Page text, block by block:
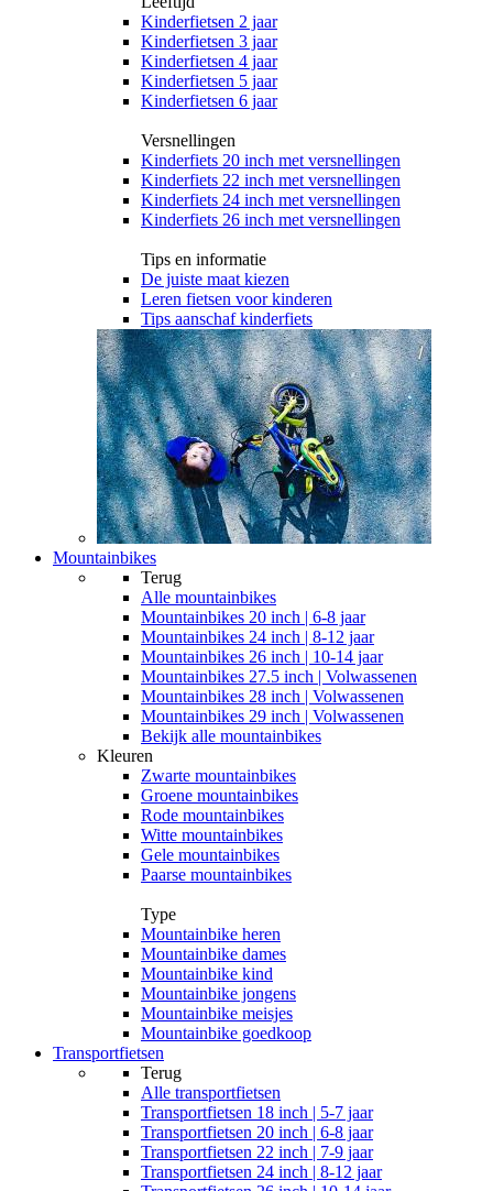
Kinderfietsen 2 jaar
Kinderfietsen 3 jaar
Kinderfietsen 4 jaar
Kinderfietsen 5 jaar
Kinderfietsen 6 jaar
Versnellingen
Kinderfiets 20 inch met versnellingen
Kinderfiets 22 inch met versnellingen
Kinderfiets 24 inch met versnellingen
Kinderfiets 26 inch met versnellingen
Tips en informatie
De juiste maat kiezen
Leren fietsen voor kinderen
Tips aanschaf kinderfiets
Mountainbikes
Terug
Alle mountainbikes
Mountainbikes 20 inch | 6-8 jaar
Mountainbikes 24 inch | 8-12 jaar
Mountainbikes 26 inch | 10-14 jaar
Mountainbikes 27.5 inch | Volwassenen
Mountainbikes 28 inch | Volwassenen
Mountainbikes 29 inch | Volwassenen
Bekijk alle mountainbikes
Kleuren
Zwarte mountainbikes
Groene mountainbikes
Rode mountainbikes
Witte mountainbikes
Gele mountainbikes
Paarse mountainbikes
Type
Mountainbike heren
Mountainbike dames
Mountainbike kind
Mountainbike jongens
Mountainbike meisjes
Mountainbike goedkoop
Transportfietsen
Terug
Alle transportfietsen
Transportfietsen 18 inch | 5-7 jaar
Transportfietsen 20 inch | 6-8 jaar
Transportfietsen 22 inch | 7-9 jaar
Transportfietsen 24 inch | 8-12 jaar